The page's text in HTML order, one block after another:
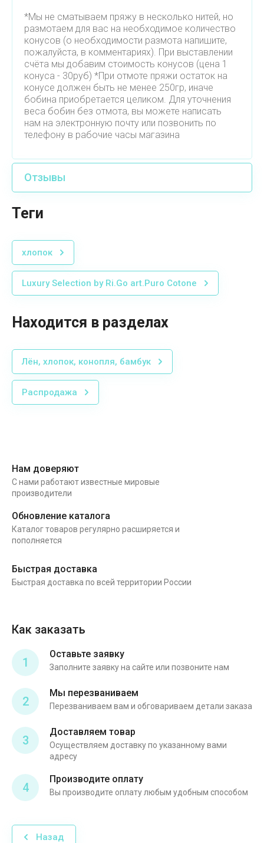
*Мы не сматываем пряжу в несколько нитей, но
размотаем для вас на необходимое количество
конусов (о необходимости размота напишите,
пожалуйста, в комментариях). При выставлении
счёта мы добавим стоимость конусов (цена 1
конуса - 30руб) *При отмоте пряжи остаток на
конусе должен быть не менее 250гр, иначе
бобина приобретается целиком. Для уточнения
веса бобин без отмота, вы можете написать
нам на электронную почту или позвонить по
телефону в рабочие часы магазина
Отзывы
теги
хлопок
Luxury Selection by Ri.Go art.Puro Cotone
Находится в разделах
Лён, хлопок, конопля, бамбук
Распродажа
Нам доверяют
С нами работают известные мировые
производители
Обновление каталога
Каталог товаров регулярно расширяется и
пополняется
Быстрая доставка
Быстрая доставка по всей территории России
Как заказать
1
Оставьте заявку
Заполните заявку на сайте или позвоните нам
2
Мы перезваниваем
Перезваниваем вам и обговариваем детали заказа
3
Доставляем товар
Осуществляем доставку по указанному вами
адресу
4
Производите оплату
Вы производите оплату любым удобным способом
Назад